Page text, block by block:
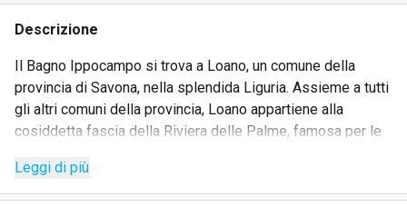
Descrizione
Il Bagno Ippocampo si trova a Loano, un comune della
provincia di Savona, nella splendida Liguria. Assieme a tutti
gli altri comuni della provincia, Loano appartiene alla
cosiddetta fascia della Riviera delle Palme, famosa per le
rocciosi. Il Bagno Ippocampo è situato sul Lungomare
Marconi e gode di un'ottima posizione in quanto nelle sue
Leggi di più